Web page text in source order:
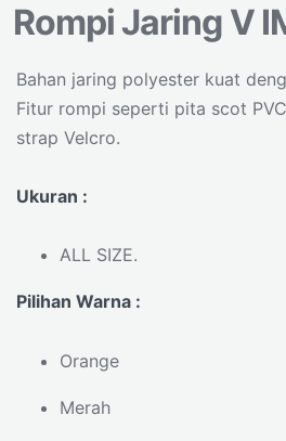
Rompi Jaring V
Bahan jaring polyester kuat
Fitur rompi seperti pita scot
strap Velcro.
Ukuran :
ALL SIZE.
Pilihan Warna :
Orange
Merah